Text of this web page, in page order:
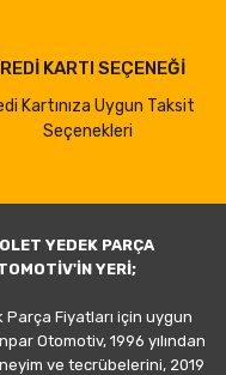
KARTI SEÇENEĞİ
Kartınıza Uygun Taksit
Seçenekleri
YEDEK PARÇA
YERİ;
Fiyatları için uygun
Otomotiv, 1996 yılından
ve tecrübelerini, 2019